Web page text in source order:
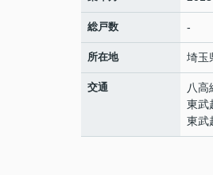
総戸数 -
所在地 埼玉
交通 八高
東武
東武